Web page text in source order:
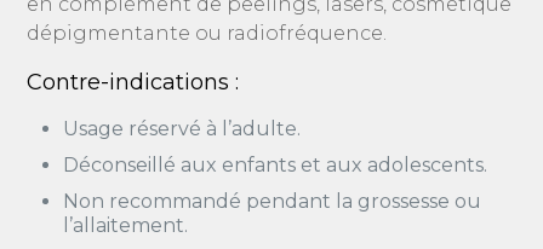
dépigmentante ou radiofréquence.
Contre-indications :
Usage réservé à l’adulte.
Déconseillé aux enfants et aux adolescents.
Non recommandé pendant la grossesse ou
l’allaitement.